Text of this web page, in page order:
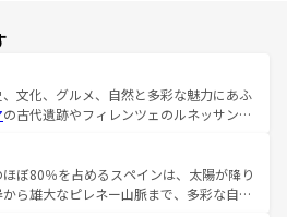
文化、グルメ、自然と多彩な魅力にあふ
の古代遺跡やフィレンツェのルネッサンス
の美しい田園風景やアマルフィ海岸の絶
も見逃せない。観光の合間には、本場の
、絶品のイタリア料理を堪能することも
ぼ80％を占めるスペインは、太陽が降り
ら雄大なピレネー山脈まで、多彩な自然